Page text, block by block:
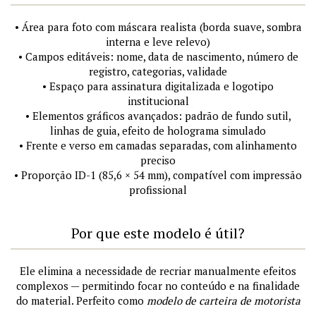
• Área para foto com máscara realista (borda suave, sombra
interna e leve relevo)
• Campos editáveis: nome, data de nascimento, número de
registro, categorias, validade
• Espaço para assinatura digitalizada e logotipo
institucional
• Elementos gráficos avançados: padrão de fundo sutil,
linhas de guia, efeito de holograma simulado
• Frente e verso em camadas separadas, com alinhamento
preciso
• Proporção ID-1 (85,6 × 54 mm), compatível com impressão
profissional
Por que este modelo é útil?
Ele elimina a necessidade de recriar manualmente efeitos
complexos — permitindo focar no conteúdo e na finalidade
do material. Perfeito como modelo de carteira de motorista